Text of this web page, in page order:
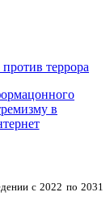
террора
в
с 2022 по 2031